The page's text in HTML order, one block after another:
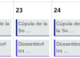
la
23
Cúpula de la
So ...
Düsserldorf
Int ...
24
Cúpula de
la So ...
Int ...